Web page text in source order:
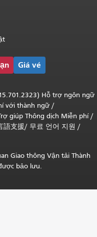
Giá vé
Hỗ trợ ngôn ngữ
với thành ngữ /
giúp Thông dịch Miễn phí/
語支援/ 무료 언어 지원 /
Giao thông Vận tải Thành
bảo lưu.